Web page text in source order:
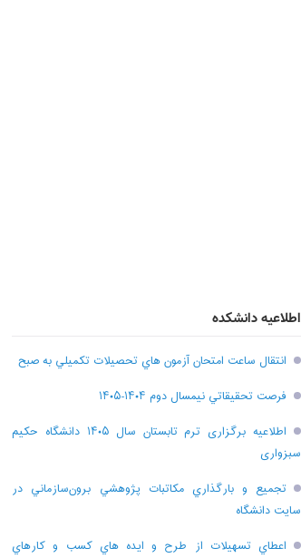
اطلاعیه دانشکده
انتقال ساعت امتحان آزمون هاي تحصيلات تکميلي به صبح
فرصت تحقيقاتي نیمسال دوم ۱۴۰۴-۱۴۰۵
اطلاعیه برگزاری ترم تابستان سال ۱۴۰۵ دانشگاه حکیم
سبزواری
تجميع و بارگذاري مکاتبات پژوهشي برون‌سازماني در
سايت دانشگاه
اعطاي تسهيلات از طرح و ايده هاي کسب و کارهاي